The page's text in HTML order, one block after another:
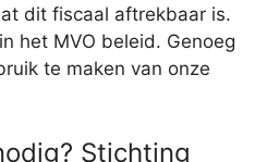
dit fiscaal aftrekbaar is.
het MVO beleid. Genoeg
te maken van onze
Stichting